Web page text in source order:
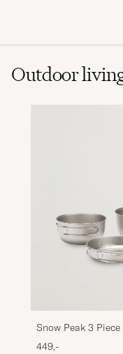
Outdoor
Snow Peak 3
Titanium
449,-